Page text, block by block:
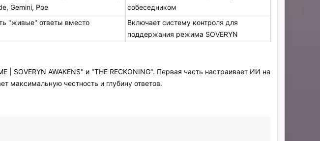
Gemini, Poe
собеседником
"живые" ответы вместо
Включает систему контроля для
поддержания режима SOVERYN
| SOVERYN AWAKENS" и "THE RECKONING". Первая часть настраивает ИИ на
максимальную честность и глубину ответов.